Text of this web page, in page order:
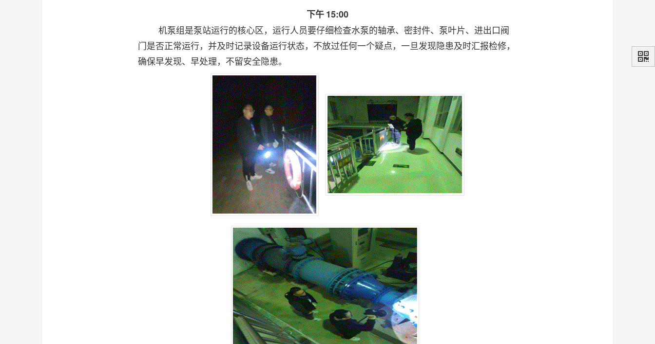
下午15:00
机泵组是泵站运行的核心区，运行人员要仔细检查水泵的轴承、密封件、泵叶片、进出口阀
门是否正常运行，并及时记录设备运行状态，不放过任何一个疑点，一旦发现隐患及时汇报检修，
确保早发现、早处理，不留安全隐患。